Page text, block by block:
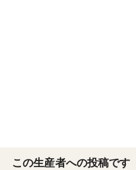
この生産者への投稿です